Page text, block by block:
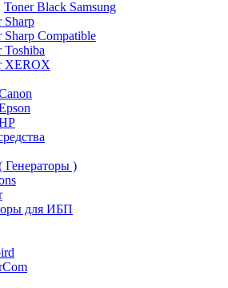
Toner Black Samsung
Sharp
Sharp Compatible
Toshiba
XEROX
Генераторы )
для ИБП